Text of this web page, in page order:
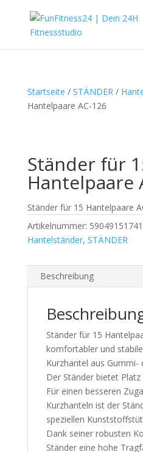
Startseite / STÄNDER/
Hantelpaare AC-126
Ständer für
Hantelpaare
Ständer für 15 Hantelpaare
Artikelnummer:
Hantelständer, STÄNDER
Beschreibung
Ständer für 15
komfortabler und
Kurzhantel aus Gummi-
Der Ständer bietet
Für einen besseren
Kurzhanteln ist der
speziellen
Dank seiner robusten
Ständer eine hohe